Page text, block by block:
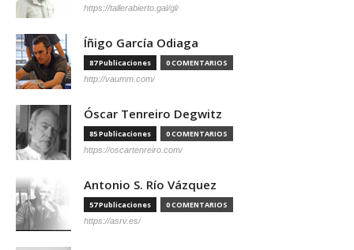
https://tallerabierto.gal/gl/
Íñigo García Odiaga
87 Publicaciones 0 COMENTARIOS
http://vaumm.com/
Óscar Tenreiro Degwitz
85 Publicaciones 0 COMENTARIOS
https://oscartenreiro.com/
Antonio S. Río Vázquez
57 Publicaciones 0 COMENTARIOS
https://asrv.es/